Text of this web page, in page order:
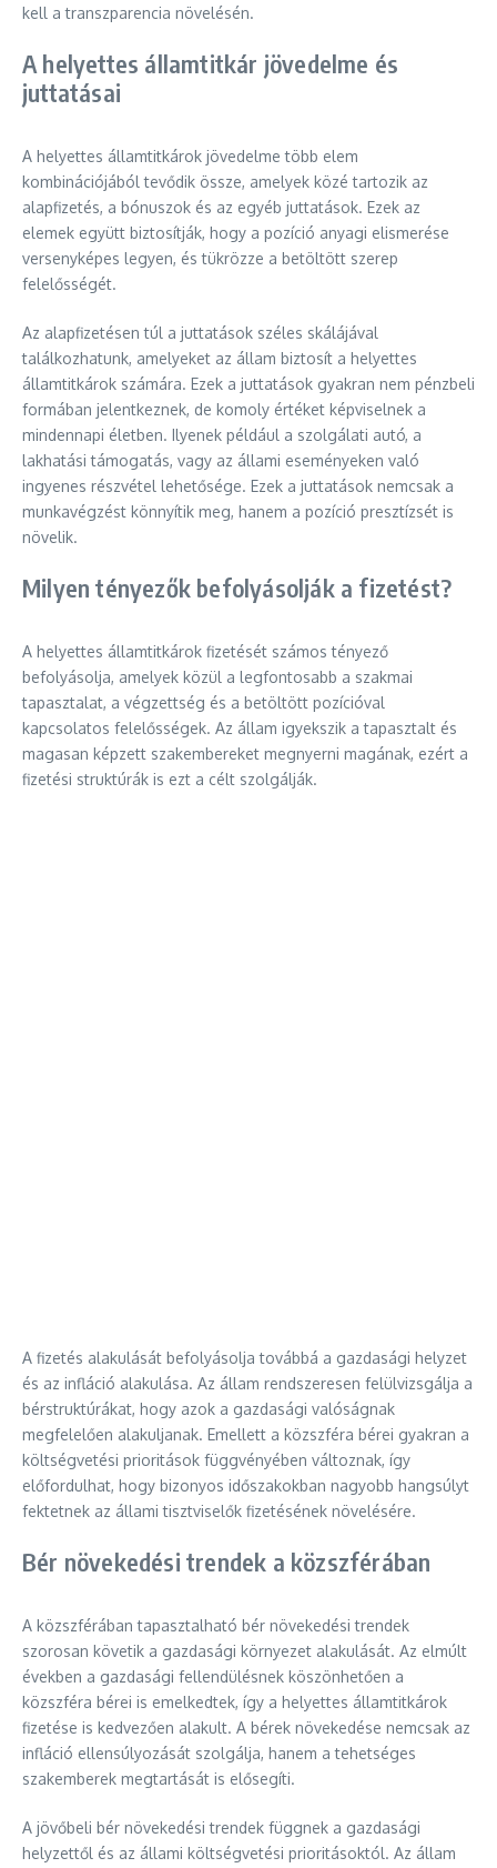
kell a transzparencia növelésén.
A helyettes államtitkár jövedelme és
juttatásai
A helyettes államtitkárok jövedelme több elem
kombinációjából tevődik össze, amelyek közé tartozik az
alapfizetés, a bónuszok és az egyéb juttatások. Ezek az
elemek együtt biztosítják, hogy a pozíció anyagi elismerése
versenyképes legyen, és tükrözze a betöltött szerep
felelősségét.
Az alapfizetésen túl a juttatások széles skálájával
találkozhatunk, amelyeket az állam biztosít a helyettes
államtitkárok számára. Ezek a juttatások gyakran nem pénzbeli
formában jelentkeznek, de komoly értéket képviselnek a
mindennapi életben. Ilyenek például a szolgálati autó, a
lakhatási támogatás, vagy az állami eseményeken való
ingyenes részvétel lehetősége. Ezek a juttatások nemcsak a
munkavégzést könnyítik meg, hanem a pozíció presztízsét is
növelik.
Milyen tényezők befolyásolják a fizetést?
A helyettes államtitkárok fizetését számos tényező
befolyásolja, amelyek közül a legfontosabb a szakmai
tapasztalat, a végzettség és a betöltött pozícióval
kapcsolatos felelősségek. Az állam igyekszik a tapasztalt és
magasan képzett szakembereket megnyerni magának, ezért a
fizetési struktúrák is ezt a célt szolgálják.
A fizetés alakulását befolyásolja továbbá a gazdasági helyzet
és az infláció alakulása. Az állam rendszeresen felülvizsgálja a
bérstruktúrákat, hogy azok a gazdasági valóságnak
megfelelően alakuljanak. Emellett a közszféra bérei gyakran a
költségvetési prioritások függvényében változnak, így
előfordulhat, hogy bizonyos időszakokban nagyobb hangsúlyt
fektetnek az állami tisztviselők fizetésének növelésére.
Bér növekedési trendek a közszférában
A közszférában tapasztalható bér növekedési trendek
szorosan követik a gazdasági környezet alakulását. Az elmúlt
években a gazdasági fellendülésnek köszönhetően a
közszféra bérei is emelkedtek, így a helyettes államtitkárok
fizetése is kedvezően alakult. A bérek növekedése nemcsak az
infláció ellensúlyozását szolgálja, hanem a tehetséges
szakemberek megtartását is elősegíti.
A jövőbeli bér növekedési trendek függnek a gazdasági
helyzettől és az állami költségvetési prioritásoktól. Az állam